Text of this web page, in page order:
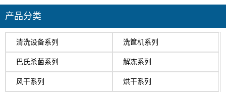
产品分类
清洗设备系列 洗筐机系列
巴氏杀菌系列 解冻系列
风干系列 烘干系列